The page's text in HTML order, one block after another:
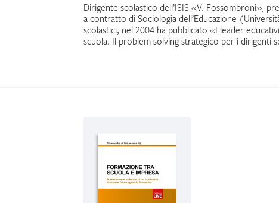
Dirigente scolastico dell’ISIS «V. Fossombroni»,
a contratto di Sociologia dell’Educazione
scolastici, nel 2004 ha pubblicato «I leader
scuola. Il problem solving strategico per i dirigenti